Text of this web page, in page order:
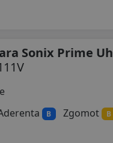
Sonix Prime
B Zgomot B